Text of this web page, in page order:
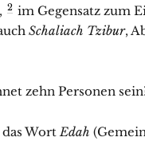
2 im Gegensatz zum
Schaliach Tzibur,
zehn Personen
das WortEdah